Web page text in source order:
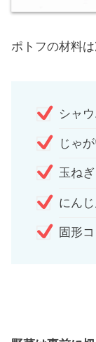
ポトフの材料は
シャ
じゃ
玉ねぎ
にん
固形